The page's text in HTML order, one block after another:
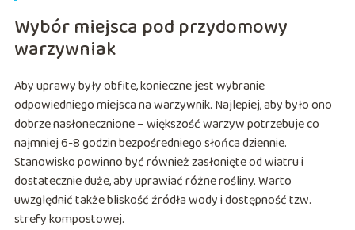
Wybór miejsca pod przydomowy
warzywniak
Aby uprawy były obfite, konieczne jest wybranie
odpowiedniego miejsca na warzywnik. Najlepiej, aby było ono
dobrze nasłonecznione – większość warzyw potrzebuje co
najmniej 6-8 godzin bezpośredniego słońca dziennie.
Stanowisko powinno być również zasłonięte od wiatru i
dostatecznie duże, aby uprawiać różne rośliny. Warto
uwzględnić także bliskość źródła wody i dostępność tzw.
strefy kompostowej.